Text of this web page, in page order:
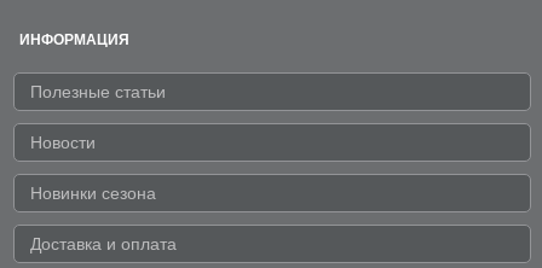
ИНФОРМАЦИЯ
Полезные статьи
Новости
Новинки сезона
Доставка и оплата